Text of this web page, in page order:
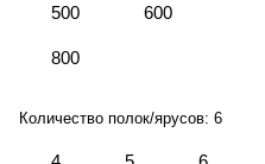
500 600
800
Количество полок/ярусов: 6